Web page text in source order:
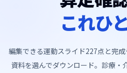
これひ
編集できる運動スライド227点と完
資料を選んでダウンロード。診療・